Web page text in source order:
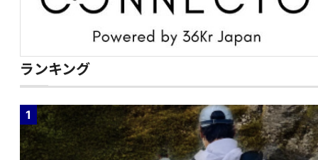
ランキング
1